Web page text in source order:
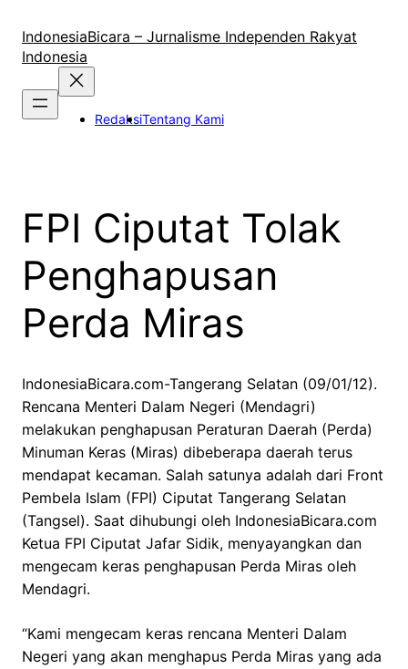
konten
IndonesiaBicara – Jurnalisme Independen Rakyat
Indonesia
RedaksiTentang Kami
FPI Ciputat Tolak
Penghapusan
Perda Miras
IndonesiaBicara.com-Tangerang Selatan (09/01/12).
Rencana Menteri Dalam Negeri (Mendagri)
melakukan penghapusan Peraturan Daerah (Perda)
Minuman Keras (Miras) dibeberapa daerah terus
mendapat kecaman. Salah satunya adalah dari Front
Pembela Islam (FPI) Ciputat Tangerang Selatan
(Tangsel). Saat dihubungi oleh IndonesiaBicara.com
Ketua FPI Ciputat Jafar Sidik, menyayangkan dan
mengecam keras penghapusan Perda Miras oleh
Mendagri.
“Kami mengecam keras rencana Menteri Dalam
Negeri yang akan menghapus Perda Miras yang ada